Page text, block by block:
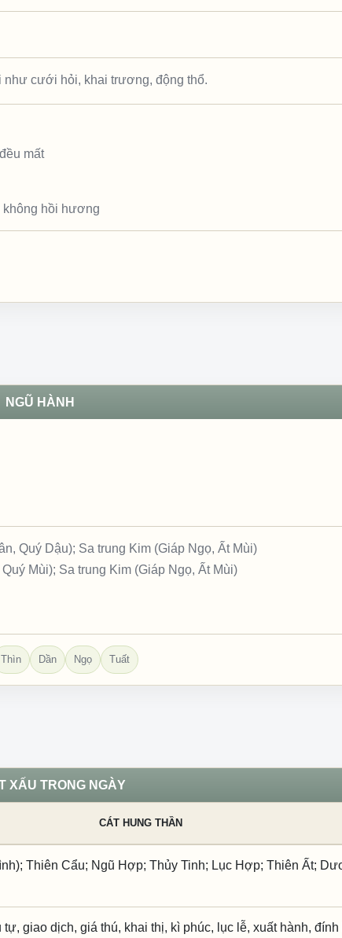
như cưới hỏi, khai trương, động thổ.
mất
không hồi hương
NGŨ HÀNH
Quý Dậu); Sa trung Kim (Giáp Ngọ, Ất Mùi)
Mùi); Sa trung Kim (Giáp Ngọ, Ất Mùi)
Thìn Dần Ngọ Tuất
XẤU TRONG NGÀY
CÁT HUNG THẦN
Thiên Cẩu; Ngũ Hợp; Thủy Tinh; Lục Hợp; Thiên Ất;
tự, giao dịch, giá thú, khai thị, kì phúc, lục lễ, xuất hành, đính